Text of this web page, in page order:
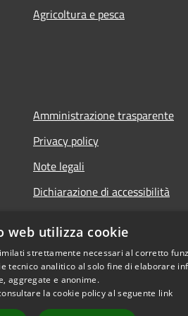
Agricoltura e pesca
Amministrazione trasparente
Privacy policy
Note legali
Dichiarazione di accessibilità
web utilizza cookie
strettamente necessari al corretto
tecnico analitico al solo fine di elaborare
aggregate e anonime.
la cookie policy al seguente link